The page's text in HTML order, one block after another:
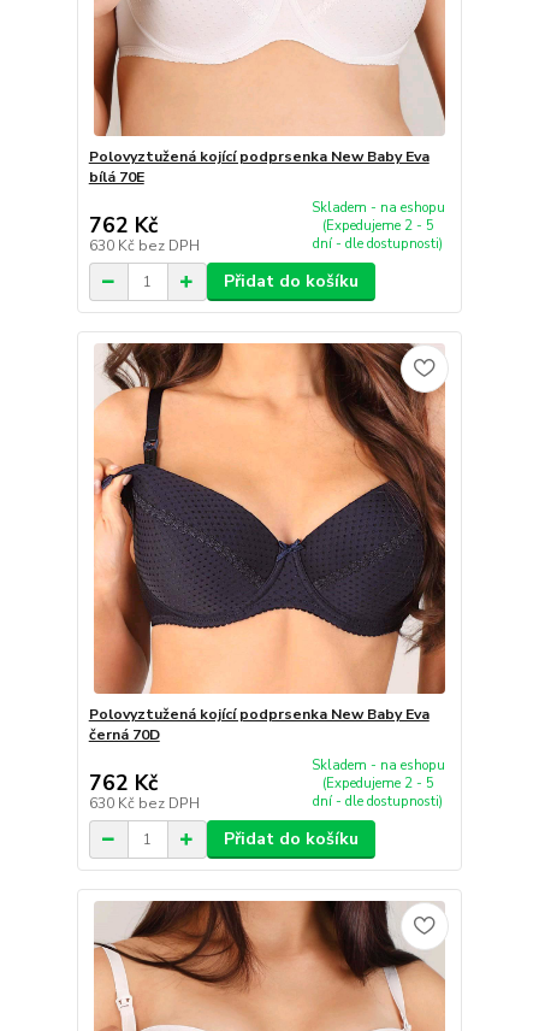
Polovyztužená kojící podprsenka New Baby Eva
bílá 70E
762 Kč
630 Kč bez DPH
Skladem - na eshopu
(Expedujeme 2 - 5
dní - dle dostupnosti)
Přidat do košíku
Polovyztužená kojící podprsenka New Baby Eva
černá 70D
762 Kč
630 Kč bez DPH
Skladem - na eshopu
(Expedujeme 2 - 5
dní - dle dostupnosti)
Přidat do košíku